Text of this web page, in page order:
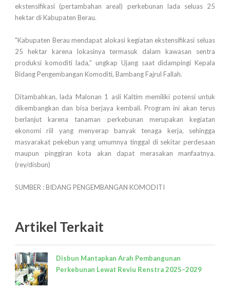
ekstensifikasi (pertambahan areal) perkebunan lada seluas 25
hektar di Kabupaten Berau.
"Kabupaten Berau mendapat alokasi kegiatan ekstensifikasi seluas
25 hektar karena lokasinya termasuk dalam kawasan sentra
produksi komoditi lada,” ungkap Ujang saat didampingi Kepala
Bidang Pengembangan Komoditi, Bambang Fajrul Fallah.
Ditambahkan, lada Malonan 1 asli Kaltim memiliki potensi untuk
dikembangkan dan bisa berjaya kembali. Program ini akan terus
berlanjut karena tanaman perkebunan merupakan kegiatan
ekonomi riil yang menyerap banyak tenaga kerja, sehingga
masyarakat pekebun yang umumnya tinggal di sekitar perdesaan
maupun pinggiran kota akan dapat merasakan manfaatnya.
(rey/disbun)
SUMBER : BIDANG PENGEMBANGAN KOMODITI
Artikel Terkait
Disbun Mantapkan Arah Pembangunan
Perkebunan Lewat Reviu Renstra 2025–2029